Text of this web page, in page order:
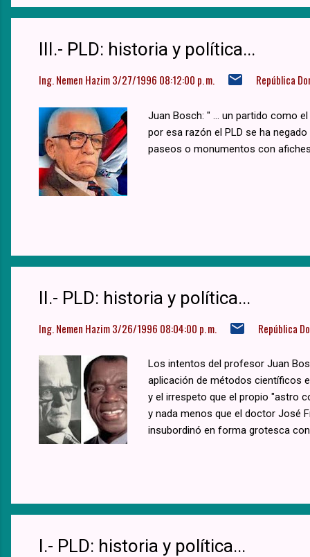
III.- PLD: historia y política...
Ing. Nemen Hazim3/27/1996 08:12:00 p. m. República
Juan Bosch: " ... un partido como
por esa razón el PLD se ha
paseos o monumentos con
II.- PLD: historia y política...
Ing. Nemen Hazim3/26/1996 08:04:00 p. m. República
Los intentos del profesor Juan
aplicación de métodos científicos
y el irrespeto que el propio "astro
y nada menos que el doctor José
insubordinó en forma grotesca
I.- PLD: historia y política...